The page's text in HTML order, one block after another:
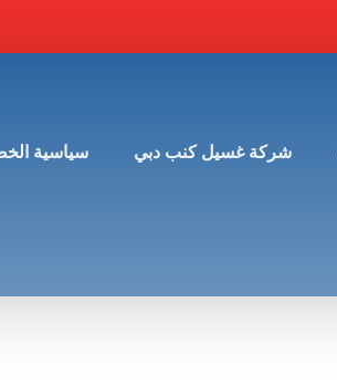
شركة غسيل كنب دبي سياسية